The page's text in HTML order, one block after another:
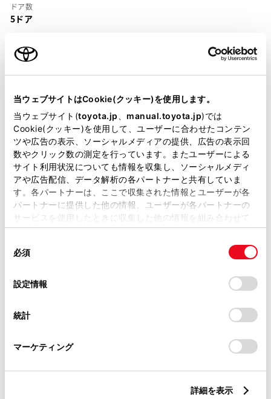
当ウェブサイトはCookie(クッキー)を使用します。
当ウェブサイト(toyota.jp manual.toyota.jp)では
Cookie(クッキー)を使用して、ユーザーに合わせたコンテン
ツや広告の表示、ソーシャルメディアの提供、広告の表示回
数やクリック数の測定を行っています。またユーザーによる
サイト利用状況についても情報を収集し、ソーシャルメディ
アや広告配信、データ解析の各パートナーと共有していま
す。各パートナーは、ここで収集された情報とユーザーが各
パートナーに提供した他の情報、ユーザーが各パートナーの
サービスを使用したときに収集した他の情報を組み合わせて
使用することがあります。当ウェブサイトの使用を続行する
デバイスにすべてのCookie(クッキー)が保存されることに同
意したことになります。Cookie(クッキー)のオプトアウト、
設定の変更、同意を撤回したりするにあたっては、当社の
「Cookie（クッキー）情報の取り扱いについて
」をご覧くだ
必須
設定情報
統計
マーケティング
詳細を表示
ドア数
5ドア
5名
CBA-NZE121G
全長×全幅×全高
4410×1695×1510mm
ホイールベース ※1
2600mm
トレッド前／後
1490/1470mm
室内長×室内幅×室内高
1080kg
燃料・性能・詳細スペック